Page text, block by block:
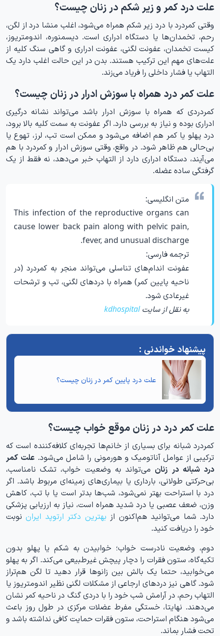
علت درد کمر و زیر شکم در زنان چیست؟
وقتی کمردرد با درد زیر شکم همراه می‌شود، اغلب منشا درد از لگن،
رحم، تخمدان‌ها یا دستگاه ادراری است. دیسمنوره، اندومتریوز،
کیست تخمدان، عفونت لگنی، عفونت ادراری و گاهی سنگ کلیه از
علت‌های مهم این ترکیب هستند. بدن در این حالت اغلب دارد یک
التهاب یا فشار داخلی را فریاد می‌زند.
علت کمر درد همراه با سوزش ادرار در زنان چیست؟
کمردردی که همراه با سوزش ادرار باشد می‌تواند نشانه درگیری
ادراری بوده و نیاز به بررسی دارد. اگر عفونت به سمت کلیه بالا برود،
درد پهلو یا کمر هم اضافه می‌شود و ممکن است تب، لرز، تهوع یا
بی‌حالی هم ظاهر شود. در واقع، وقتی سوزش ادرار و کمردرد با هم
می‌آیند، دستگاه ادراری دارد از التهاب خبر می‌دهد، نه فقط از یک
گرفتگی ساده عضله.
متن انگلیسی:
This infection of the reproductive organs can
cause lower back pain along with pelvic pain,
fever, and unusual discharge.
ترجمه فارسی:
عفونت اندام‌های تناسلی می‌تواند منجر به کمردرد (در
ناحیه پایین کمر) همراه با دردهای لگنی، تب و ترشحات
غیرعادی شود.
به نقل از سایتkdhospital
علت درد پایین کمر در زنان چیست؟
علت کمر درد در زنان موقع خواب چیست؟
کمردرد شبانه برای بسیاری از خانم‌ها تجربه‌ای کلافه‌کننده است که
ترکیبی از عوامل آناتومیک و هورمونی را شامل می‌شود. علت کمر
درد شبانه در زنان می‌تواند به وضعیت خواب، تشک نامناسب،
بی‌حرکتی طولانی، بارداری یا بیماری‌های زمینه‌ای مربوط باشد. اگر
درد با استراحت بهتر نمی‌شود، شب‌ها بدتر است یا با تب، کاهش
وزن، ضعف عصبی یا درد شدید همراه است، نیاز به ارزیابی پزشکی
دارد. شما می‌توانید هم‌اکنون از بهترین دکتر ارتوپد ایراننوبت
خود را دریافت کنید.
دوم، وضعیت نادرست خواب؛ خوابیدن به شکم یا پهلو بدون
تکیه‌گاه، ستون فقرات را دچار پیچش غیرطبیعی می‌کند. اگر به پهلو
می‌خوابید، حتما یک بالش بین زانوها قرار دهید تا لگن هم‌تراز
شود. گاهی نیز دردهای ارجاعی از مشکلات لگنی نظیر اندومتریوز یا
التهاب رحم، در آرامش شب خود را با دردی گنگ در ناحیه کمر نشان
می‌دهند. نهایتا، خستگی مفرط عضلات مرکزی در طول روز باعث
می‌شود هنگام استراحت، ستون فقرات حمایت کافی نداشته باشد و
تحت فشار بماند.